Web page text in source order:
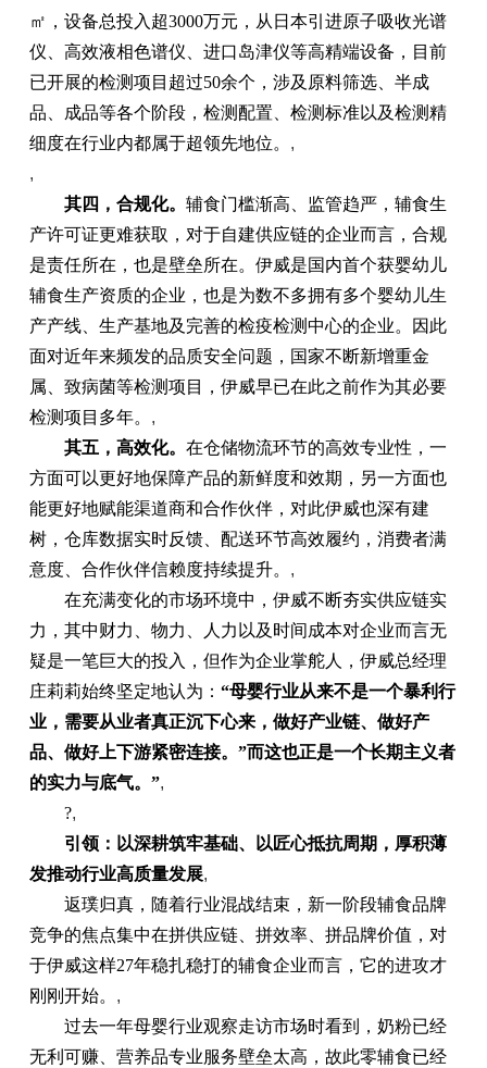
㎡，设备总投入超3000万元，从日本引进原子吸收光谱
仪、高效液相色谱仪、进口岛津仪等高精端设备，目前
已开展的检测项目超过50余个，涉及原料筛选、半成
品、成品等各个阶段，检测配置、检测标准以及检测精
细度在行业内都属于超领先地位。 ,
,
其四，合规化。 辅食门槛渐高、监管趋严，辅食生
产许可证更难获取，对于自建供应链的企业而言，合规
是责任所在，也是壁垒所在。伊威是国内首个获婴幼儿
辅食生产资质的企业，也是为数不多拥有多个婴幼儿生
产产线、生产基地及完善的检疫检测中心的企业。因此
面对近年来频发的品质安全问题，国家不断新增重金
属、致病菌等检测项目，伊威早已在此之前作为其必要
检测项目多年。 ,
其五，高效化。 在仓储物流环节的高效专业性，一
方面可以更好地保障产品的新鲜度和效期，另一方面也
能更好地赋能渠道商和合作伙伴，对此伊威也深有建
树，仓库数据实时反馈、配送环节高效履约，消费者满
意度、合作伙伴信赖度持续提升。 ,
在充满变化的市场环境中，伊威不断夯实供应链实
力，其中财力、物力、人力以及时间成本对企业而言无
疑是一笔巨大的投入，但作为企业掌舵人，伊威总经理
庄莉莉始终坚定地认为： “母婴行业从来不是一个暴利行
业，需要从业者真正沉下心来，做好产业链、做好产
品、做好上下游紧密连接。”而这也正是一个长期主义者
的实力与底气。”,
?,
引领：以深耕筑牢基础、以匠心抵抗周期，厚积薄
发推动行业高质量发展,
返璞归真，随着行业混战结束，新一阶段辅食品牌
竞争的焦点集中在拼供应链、拼效率、拼品牌价值，对
于伊威这样27年稳扎稳打的辅食企业而言，它的进攻才
刚刚开始。 ,
过去一年母婴行业观察走访市场时看到，奶粉已经
无利可赚、营养品专业服务壁垒太高，故此零辅食已经